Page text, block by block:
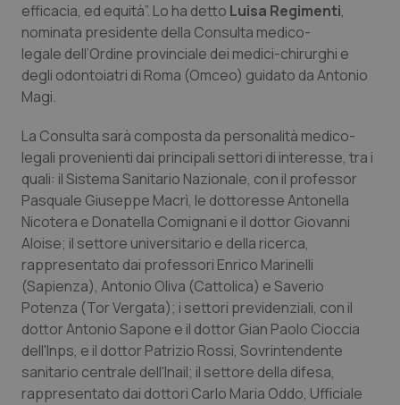
Lazio
Liguria
Marche
Molise
Piemonte
Provincia Autonoma di Bolzano
Provincia Autonoma di Trento
Puglia
Diabete & glucometri
Disturbi dell’umore
Donna & Salute
Epatiti
HIV
Infezioni & Febbre
Ipertensione & Scompenso
Malattie rare
efficacia, ed equità”. Lo ha detto Luisa Regimenti,
nominata presidente della Consulta medico-
legale dell’Ordine provinciale dei medici-chirurghi e
degli odontoiatri di Roma (Omceo) guidato da Antonio
Magi.
La Consulta sarà composta da personalità medico-
legali provenienti dai principali settori di interesse, tra i
quali: il Sistema Sanitario Nazionale, con il professor
Pasquale Giuseppe Macrì, le dottoresse Antonella
Nicotera e Donatella Comignani e il dottor Giovanni
Aloise; il settore universitario e della ricerca,
rappresentato dai professori Enrico Marinelli
(Sapienza), Antonio Oliva (Cattolica) e Saverio
Potenza (Tor Vergata); i settori previdenziali, con il
dottor Antonio Sapone e il dottor Gian Paolo Cioccia
dell'Inps, e il dottor Patrizio Rossi, Sovrintendente
sanitario centrale dell'Inail; il settore della difesa,
rappresentato dai dottori Carlo Maria Oddo, Ufficiale